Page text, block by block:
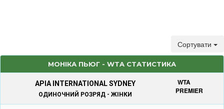
Сортувати
МОНІКА ПЬЮГ - WTA СТАТИСТИКА
APIA INTERNATIONAL SYDNEY
ОДИНОЧНИЙ РОЗРЯД - ЖІНКИ
WTA
PREMIER